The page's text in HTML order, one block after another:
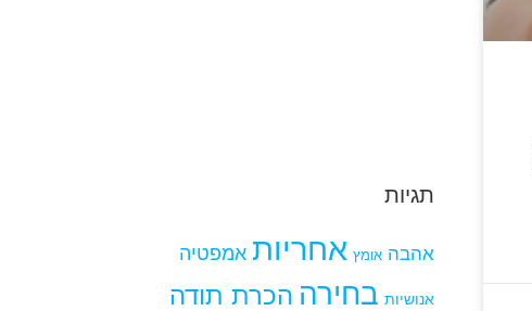
תגיות
אהבה אומץ אחריות אמפטיה
אנושיות בחירה הכרת תודה